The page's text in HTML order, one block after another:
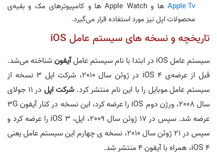
Apple Tv
ها و Apple Watch ها و کامپیوترهای مک و بقیه‌ی
محصولات اپل نیز مورد استفاده قرار می‌گیرد.
تاریخچه و نسخه های سیستم عامل iOS
سیستم عامل iOS در ابتدا با نام سیستم عامل آیفونشناخته می‌شد.
قبل از عرضه‌ی iOS 4 در ژوئن سال 2010، شرکت اپل 3 نسخه از
سیستم عامل موبایل را با این نام منتشر کرد. شرکت اپل
در 11 جولای
سال 2008، ورژن دوم iOS را عرضه کرد، این نسخه در کنار آیفون 3G
عرضه شد. سپس در 17 ژوئن سال 2009، اپل، iOS 3 را عرضه کرد و
سپس در 21 ژوئن سال 2010، نسخه ی چهارم این سیستم عامل یعنی
iOS 4، همراه با آیفون 4 منتشر شد.